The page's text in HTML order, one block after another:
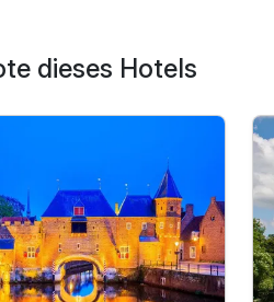
dieses Hotels